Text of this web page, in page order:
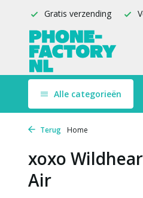
Gratis verzending
Alle categorieën
Terug Home
xoxo
Air